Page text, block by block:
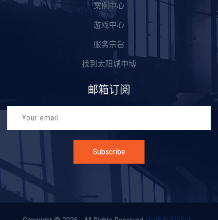
案例中心
游戏中心
服务宗旨
找到太阳城申博
邮箱订阅
Subscribe